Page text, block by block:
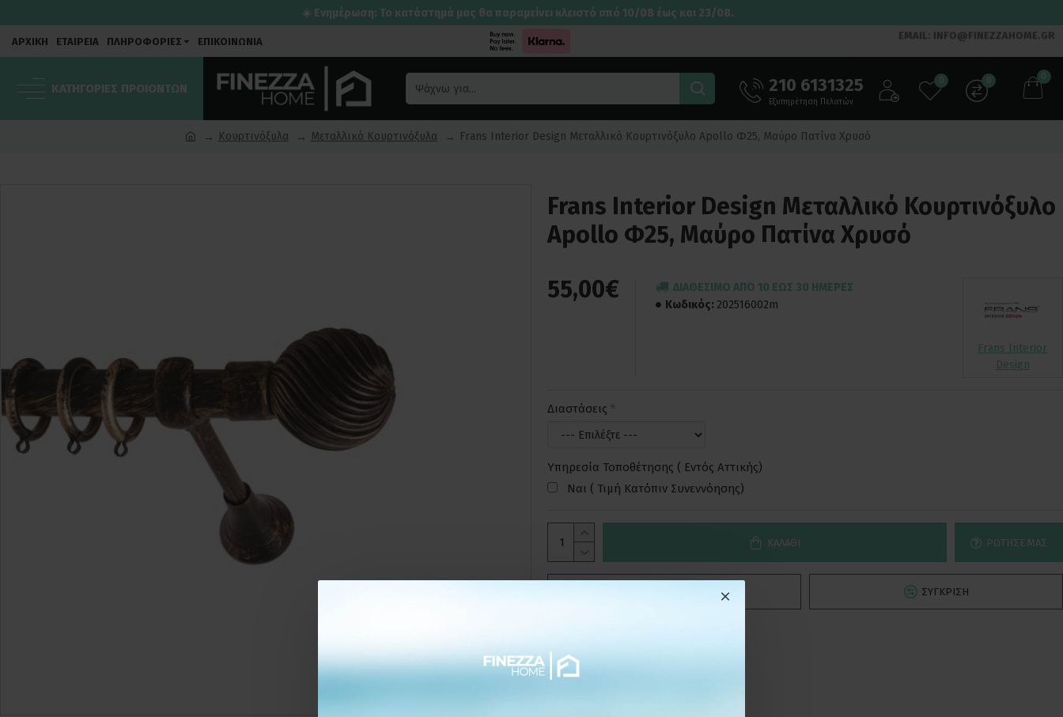
☀️ Ενημέρωση: Το κατάστημά μας θα παραμείνει κλειστό από 10/08 έως και 23/08.
ΑΡΧΙΚΗ ΕΤΑΙΡΕΙΑ ΠΛΗΡΟΦΟΡΙΕΣ ΕΠΙΚΟΙΝΩΝΙΑ EMAIL: INFO@FINEZZAHOME.GR
ΚΑΤΗΓΟΡΙΕΣ ΠΡΟΙΟΝΤΩΝ 210 6131325
Εξυπηρέτηση Πελατών
0 0 0
Κουρτινόξυλα Μεταλλικά Κουρτινόξυλα Frans Interior Design Μεταλλικό Κουρτινόξυλο Apollo Φ25, Μαύρο Πατίνα Χρυσό
Frans Interior Design Μεταλλικό Κουρτινόξυλο
Apollo Φ25, Μαύρο Πατίνα Χρυσό
55,00€
ΔΙΑΘΈΣΙΜΟ ΑΠΌ 10 ΈΩΣ 30 ΗΜΈΡΕΣ
Κωδικός: 202516002m
Frans Interior
Design
Διαστάσεις
Υπηρεσία Τοποθέτησης ( Εντός Αττικής)
Ναι ( Τιμή Κατόπιν Συνεννόησης)
ΚΑΛΆΘΙ ΡΏΤΗΣΕ ΜΑΣ
ΣΎΓΚΡΙΣΗ